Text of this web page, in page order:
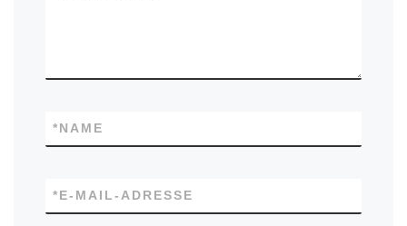
NAME
*
E-MAIL-ADRESSE
*